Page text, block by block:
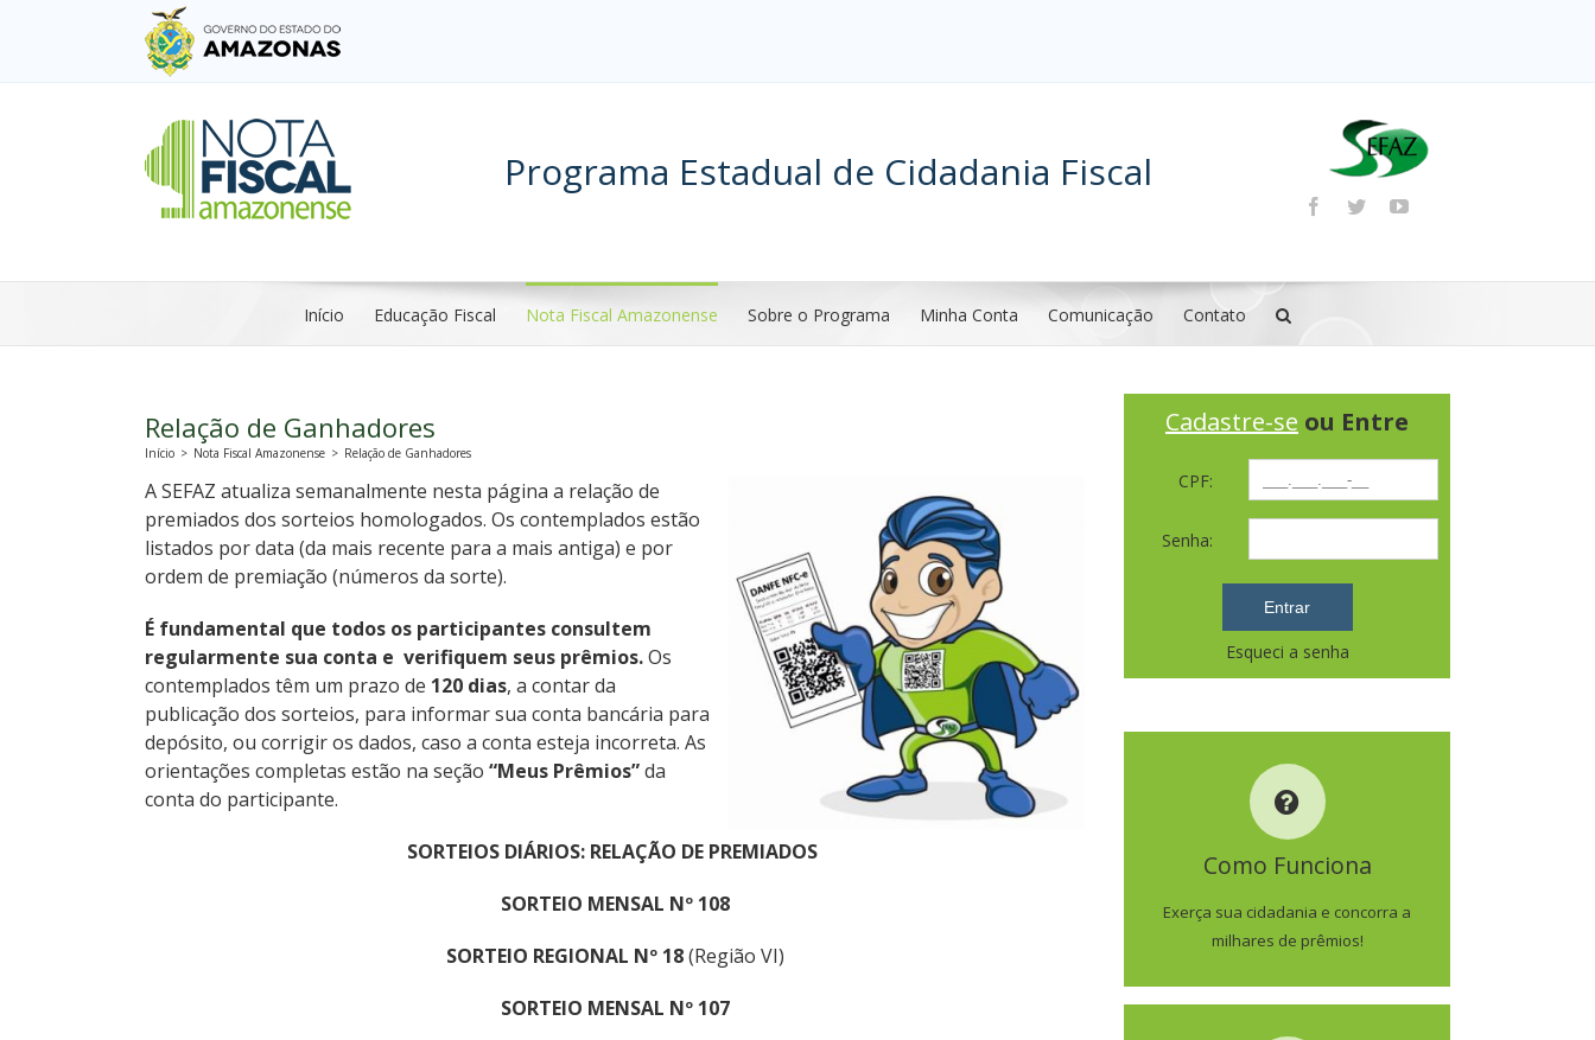
Programa Estadual de Cidadania Fiscal
Início Educação Fiscal Nota Fiscal Amazonense Sobre o Programa Minha Conta Comunicação Contato
Relação de Ganhadores
Início > Nota Fiscal Amazonense > Relação de Ganhadores
A SEFAZ atualiza semanalmente nesta página a relação de
premiados dos sorteios homologados. Os contemplados estão
listados por data (da mais recente para a mais antiga) e por
ordem de premiação (números da sorte).
É fundamental que todos os participantes consultem
regularmente sua conta e verifiquem seus prêmios.Os
contemplados têm um prazo de 120 dias, a contar da
publicação dos sorteios, para informar sua conta bancária para
depósito, ou corrigir os dados, caso a conta esteja incorreta. As
orientações completas estão na seção “Meus Prêmios”da
conta do participante.
SORTEIOS DIÁRIOS: RELAÇÃO DE PREMIADOS
SORTEIO MENSAL Nº 108
SORTEIO REGIONAL Nº 18 (Região VI)
SORTEIO MENSAL Nº 107
Cadastre-se ou Entre
CPF:
Senha:
Esqueci a senha
Como Funciona
Exerça sua cidadania e concorra a
milhares de prêmios!
COMO FUNCIONA